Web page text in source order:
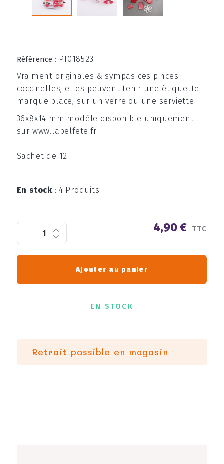
Référence : PI018523
Vraiment originales & sympas ces pinces
coccinelles, elles peuvent tenir une étiquette
marque place, sur un verre ou une serviette
36x8x14 mm modèle disponible uniquement
sur www.labelfete.fr
Sachet de 12
En stock: 4 Produits
4,90 € TTC
Ajouter au panier
EN STOCK
Retrait possible en magasin